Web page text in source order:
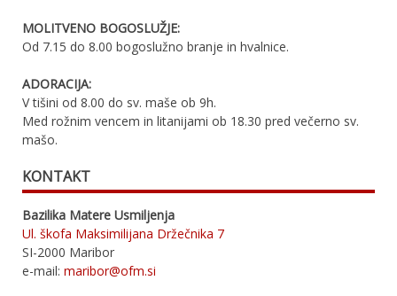
MOLITVENO BOGOSLUŽJE:
Od 7.15 do 8.00 bogoslužno branje in hvalnice.
ADORACIJA:
V tišini od 8.00 do sv. maše ob 9h.
Med rožnim vencem in litanijami ob 18.30 pred večerno sv.
mašo.
KONTAKT
Bazilika Matere Usmiljenja
Ul. škofa Maksimilijana Držečnika 7
SI-2000 Maribor
e-mail: maribor@ofm.si